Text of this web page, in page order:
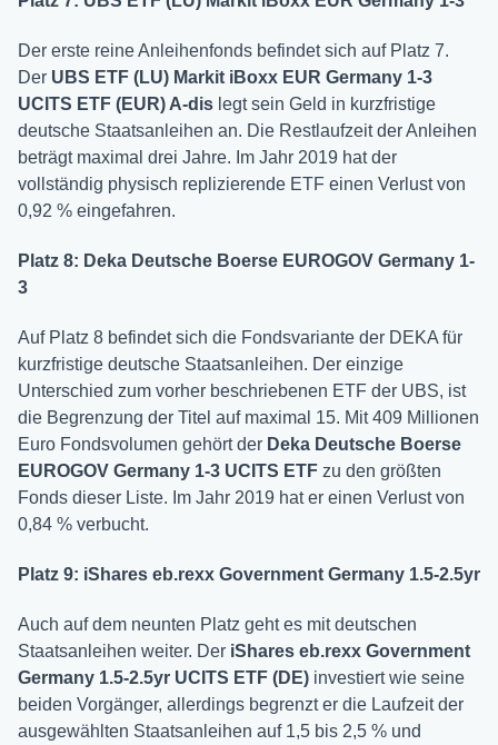
Der erste reine Anleihenfonds befindet sich auf Platz 7.
Der UBS ETF (LU) Markit iBoxx EUR Germany 1-3
UCITS ETF (EUR) A-dis legt sein Geld in kurzfristige
deutsche Staatsanleihen an. Die Restlaufzeit der Anleihen
beträgt maximal drei Jahre. Im Jahr 2019 hat der
vollständig physisch replizierende ETF einen Verlust von
0,92 % eingefahren.
Platz 8: Deka Deutsche Boerse EUROGOV Germany 1-
3
Auf Platz 8 befindet sich die Fondsvariante der DEKA für
kurzfristige deutsche Staatsanleihen. Der einzige
Unterschied zum vorher beschriebenen ETF der UBS, ist
die Begrenzung der Titel auf maximal 15. Mit 409 Millionen
Euro Fondsvolumen gehört der Deka Deutsche Boerse
EUROGOV Germany 1-3 UCITS ETF zu den größten
Fonds dieser Liste. Im Jahr 2019 hat er einen Verlust von
0,84 % verbucht.
Platz 9: iShares eb.rexx Government Germany 1.5-2.5yr
Auch auf dem neunten Platz geht es mit deutschen
Staatsanleihen weiter. Der iShares eb.rexx Government
Germany 1.5-2.5yr UCITS ETF (DE) investiert wie seine
beiden Vorgänger, allerdings begrenzt er die Laufzeit der
ausgewählten Staatsanleihen auf 1,5 bis 2,5 % und